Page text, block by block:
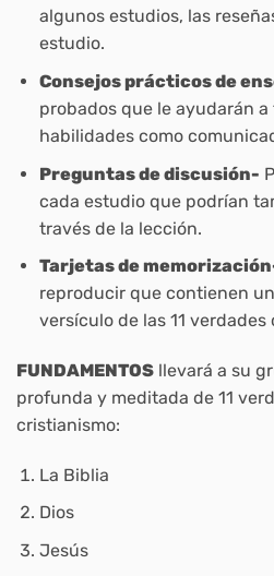
algunos estudios, las
estudio.
Consejos prácticos de
probados que le ayudarán
habilidades como
Preguntas de discusión-
cada estudio que podrían
través de la lección.
Tarjetas de
reproducir que contienen
versículo de las 11 verdades
FUNDAMENTOS llevará a su
profunda y meditada de 11
cristianismo:
La Biblia
Dios
Jesús